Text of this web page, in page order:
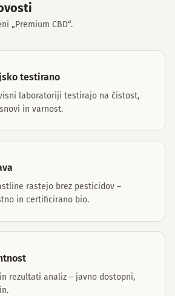
„Premium CBD“.
testirano
laboratoriji testirajo na čistost,
in varnost.
rastejo brez pesticidov –
in certificirano bio.
rezultati analiz – javno dostopni,